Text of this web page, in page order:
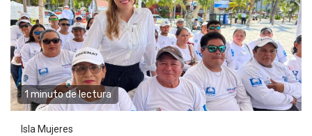
1 minuto de lectura
Isla Mujeres